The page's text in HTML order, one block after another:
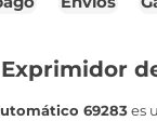
69283es